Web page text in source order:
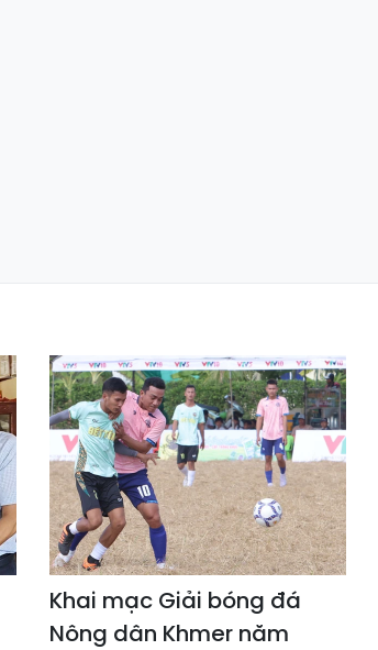
Khai mạc Giải bóng đá
Nông dân Khmer năm